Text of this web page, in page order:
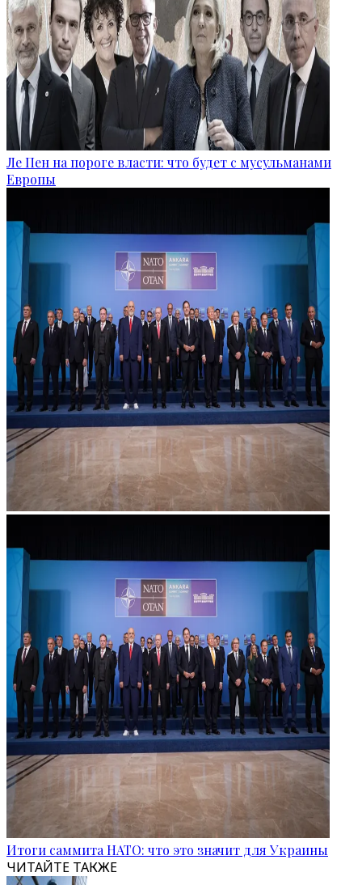
Ле Пен на пороге власти: что будет с мусульманами
Европы
Итоги саммита НАТО: что это значит для Украины
ЧИТАЙТЕ ТАКЖЕ